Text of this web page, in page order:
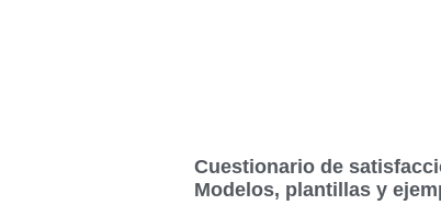
Cuestionario de
Modelos, plantillas y